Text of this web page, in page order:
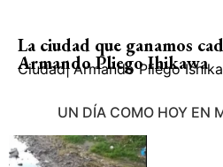
La ciudad que ganamos
Armando Pliego Ihikawa
Ciudad| Armando Pliego
UN DÍA COMO HOY EN